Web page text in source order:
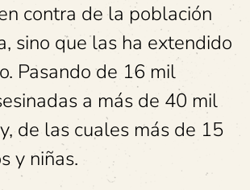
contra de la población
sino que las ha extendido
Pasando de 16 mil
a más de 40 mil
de las cuales más de 15
y niñas.